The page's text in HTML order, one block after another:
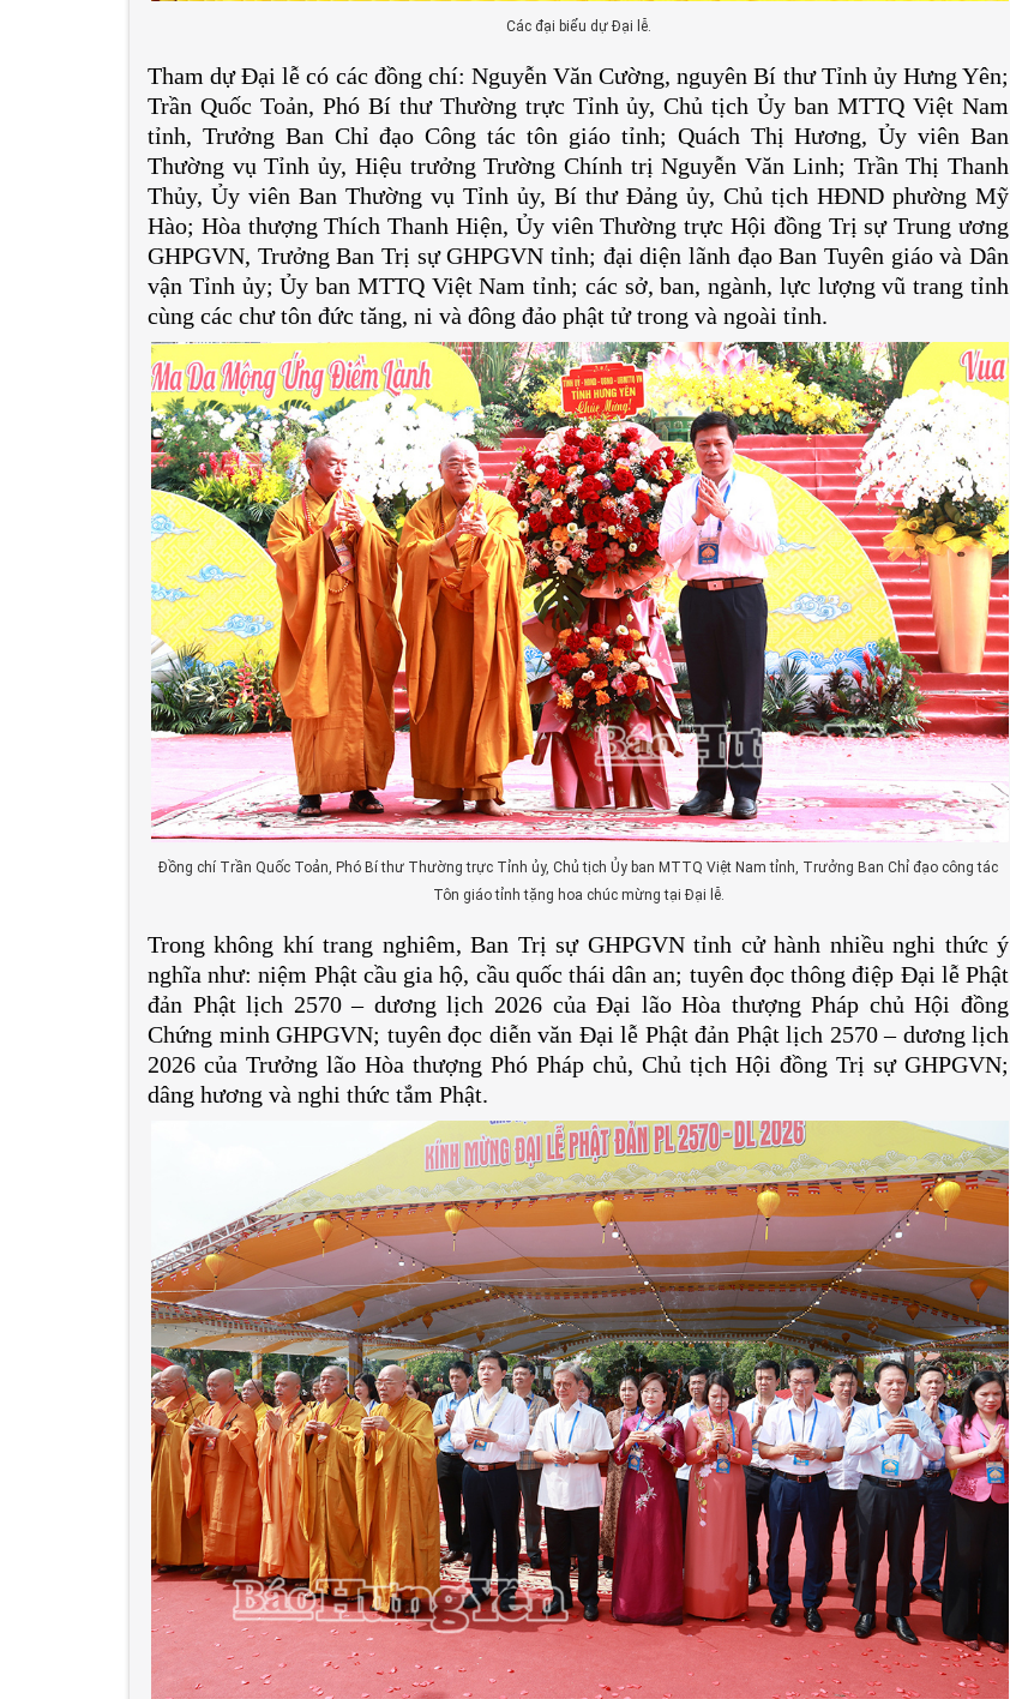
Các đại biểu dự Đại lễ.
Tham dự Đại lễ có các đồng chí: Nguyễn Văn Cường, nguyên Bí thư Tỉnh ủy Hưng Yên;
Trần Quốc Toản, Phó Bí thư Thường trực Tỉnh ủy, Chủ tịch Ủy ban MTTQ Việt Nam
tỉnh, Trưởng Ban Chỉ đạo Công tác tôn giáo tỉnh; Quách Thị Hương, Ủy viên Ban
Thường vụ Tỉnh ủy, Hiệu trưởng Trường Chính trị Nguyễn Văn Linh; Trần Thị Thanh
Thủy, Ủy viên Ban Thường vụ Tỉnh ủy, Bí thư Đảng ủy, Chủ tịch HĐND phường Mỹ
Hào; Hòa thượng Thích Thanh Hiện, Ủy viên Thường trực Hội đồng Trị sự Trung ương
GHPGVN, Trưởng Ban Trị sự GHPGVN tỉnh; đại diện lãnh đạo Ban Tuyên giáo và Dân
vận Tỉnh ủy; Ủy ban MTTQ Việt Nam tỉnh; các sở, ban, ngành, lực lượng vũ trang tỉnh
cùng các chư tôn đức tăng, ni và đông đảo phật tử trong và ngoài tỉnh.
Đồng chí Trần Quốc Toản, Phó Bí thư Thường trực Tỉnh ủy, Chủ tịch Ủy ban MTTQ Việt Nam tỉnh, Trưởng Ban Chỉ đạo công tác
Tôn giáo tỉnh tặng hoa chúc mừng tại Đại lễ.
Trong không khí trang nghiêm, Ban Trị sự GHPGVN tỉnh cử hành nhiều nghi thức ý
nghĩa như: niệm Phật cầu gia hộ, cầu quốc thái dân an; tuyên đọc thông điệp Đại lễ Phật
đản Phật lịch 2570 – dương lịch 2026 của Đại lão Hòa thượng Pháp chủ Hội đồng
Chứng minh GHPGVN; tuyên đọc diễn văn Đại lễ Phật đản Phật lịch 2570 – dương lịch
2026 của Trưởng lão Hòa thượng Phó Pháp chủ, Chủ tịch Hội đồng Trị sự GHPGVN;
dâng hương và nghi thức tắm Phật.